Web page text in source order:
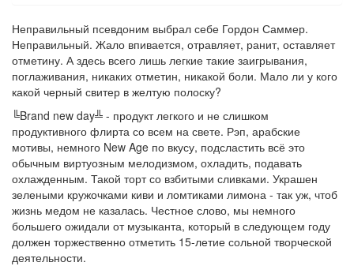
Неправильный псевдоним выбрал себе Гордон Саммер.
Неправильный. Жало впивается, отравляет, ранит, оставляет
отметину. А здесь всего лишь легкие такие заигрывания,
поглаживания, никаких отметин, никакой боли. Мало ли у кого
какой черный свитер в желтую полоску?
╚Brand new day╩ - продукт легкого и не слишком
продуктивного флирта со всем на свете. Рэп, арабские
мотивы, немного New Age по вкусу, подсластить всё это
обычным виртуозным мелодизмом, охладить, подавать
охлажденным. Такой торт со взбитыми сливками. Украшен
зелеными кружочками киви и ломтиками лимона - так уж, чтоб
жизнь медом не казалась. Честное слово, мы немного
большего ожидали от музыканта, который в следующем году
должен торжественно отметить 15-летие сольной творческой
деятельности.